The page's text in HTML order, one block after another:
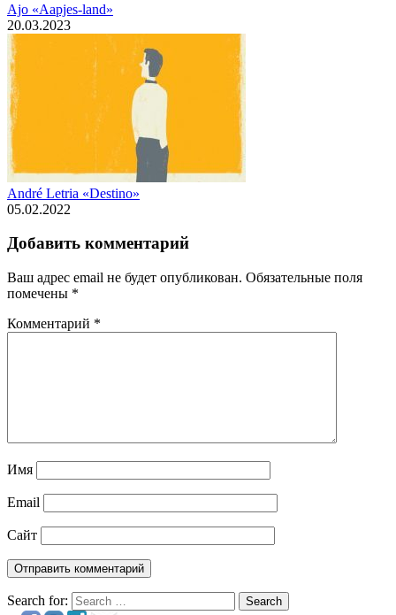
Ajo «Aapjes-land»
20.03.2023
André Letria «Destino»
05.02.2022
Добавить комментарий
Ваш адрес email не будет опубликован. Обязательные поля
помечены *
Комментарий *
Имя
Email
Сайт
Search for: Search